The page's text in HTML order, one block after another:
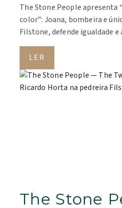
The Stone People apresenta
color”: Joana, bombeira e
Filstone, defende igualdade e
LER
The Stone